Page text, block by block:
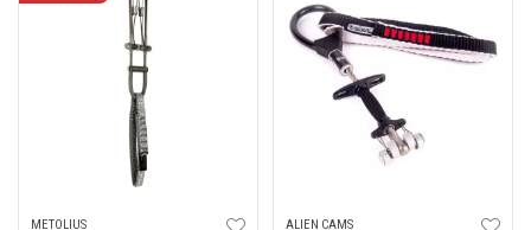
METOLIUS ALIEN CAMS